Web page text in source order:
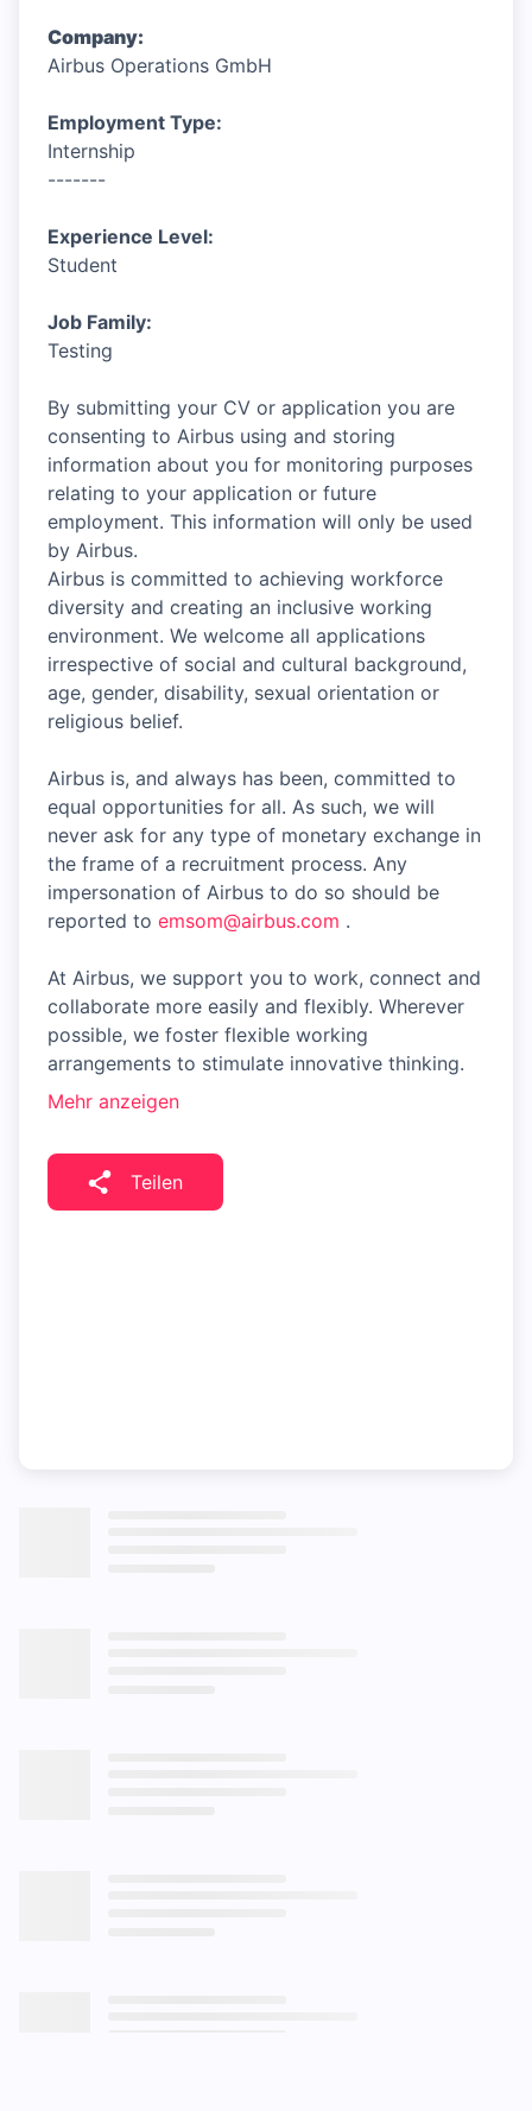
Company:
Airbus Operations GmbH
Employment Type:
Internship
-------
Experience Level:
Student
Job Family:
Testing
By submitting your CV or application you are
consenting to Airbus using and storing
information about you for monitoring purposes
relating to your application or future
employment. This information will only be used
by Airbus.
Airbus is committed to achieving workforce
diversity and creating an inclusive working
environment. We welcome all applications
irrespective of social and cultural background,
age, gender, disability, sexual orientation or
religious belief.
Airbus is, and always has been, committed to
equal opportunities for all. As such, we will
never ask for any type of monetary exchange in
the frame of a recruitment process. Any
impersonation of Airbus to do so should be
reported to emsom@airbus.com .
At Airbus, we support you to work, connect and
collaborate more easily and flexibly. Wherever
possible, we foster flexible working
arrangements to stimulate innovative thinking.
Mehr anzeigen
Teilen